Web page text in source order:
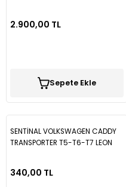
2.900,00 TL
Sepete Ekle
SENTİNAL VOLKSWAGEN CADDY
TRANSPORTER T5-T6-T7 LEON
340,00 TL